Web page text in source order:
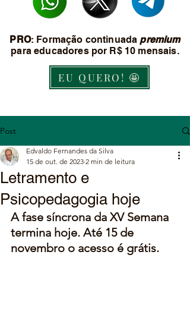
PRO: Formação continuada premium
para educadores por R$ 10 mensais.
EU QUERO! 🤩
Post
Letramento e
Psicopedagogia hoje
Edvaldo Fernandes da Silva
15 de out. de 2023 2 min de leitura
A fase síncrona da XV Semana
termina hoje. Até 15 de
novembro o acesso é grátis.